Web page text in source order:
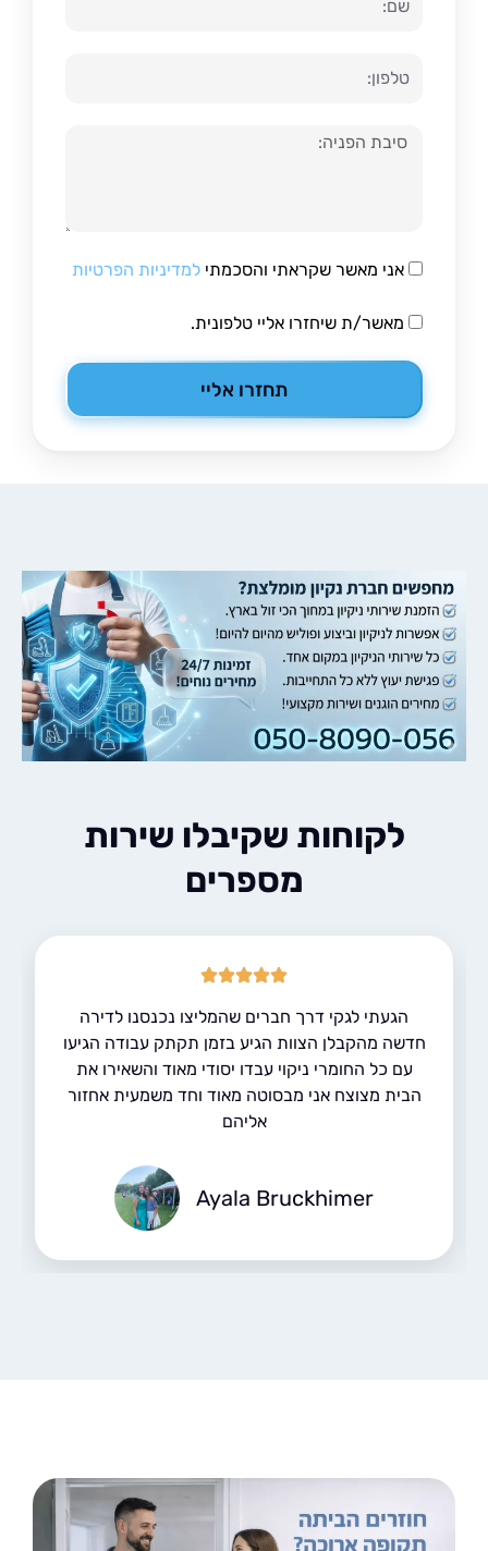
אני מאשר שקראתי והסכמתילמדיניות הפרטיות
מאשר/ת שיחזרו אליי טלפונית.
תחזרו אליי
לקוחות שקיבלו שירות
מספרים
הגעתי לגקי דרך חברים שהמליצו נכנסנו לדירה
חדשה מהקבלן הצוות הגיע בזמן תקתק עבודה הגיעו
עם כל החומרי ניקוי עבדו יסודי מאוד והשאירו את
הבית מצוצח אני מבסוטה מאוד וחד משמעית אחזור
Ayala Bruckhimer